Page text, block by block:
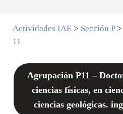
Actividades IAE> Sección P>
11
Agrupación P11 –
ciencias físicas, en
ciencias geológicas.